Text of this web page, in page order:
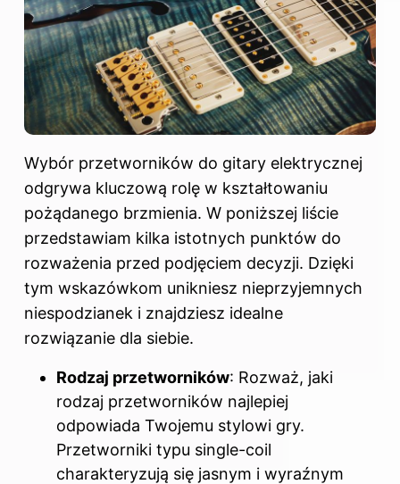
Wybór przetworników do gitary elektrycznej
odgrywa kluczową rolę w kształtowaniu
pożądanego brzmienia. W poniższej liście
przedstawiam kilka istotnych punktów do
rozważenia przed podjęciem decyzji. Dzięki
tym wskazówkom unikniesz nieprzyjemnych
niespodzianek i znajdziesz idealne
rozwiązanie dla siebie.
Rodzaj przetworników: Rozważ, jaki
rodzaj przetworników najlepiej
odpowiada Twojemu stylowi gry.
Przetworniki typu single-coil
charakteryzują się jasnym i wyraźnym